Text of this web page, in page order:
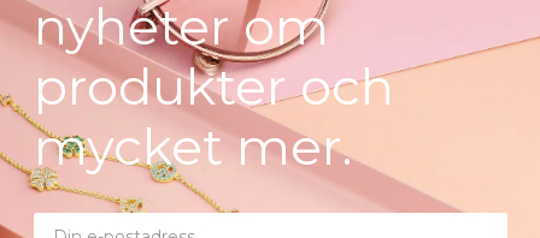
nyheter om
produkter och
mycket mer.